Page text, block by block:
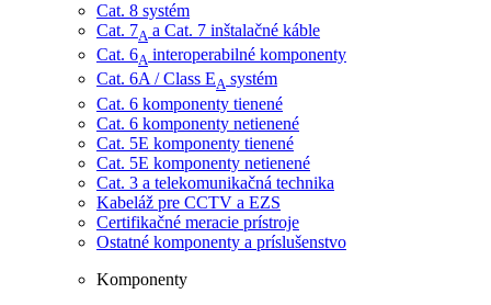
Cat. 8 systém
Cat. 7A ​ a Cat. 7 inštalačné káble
Cat. 6A interoperabilné komponenty
Cat. 6A / Class EA systém
Cat. 6 komponenty tienené
Cat. 6 komponenty netienené
Cat. 5E komponenty tienené
Cat. 5E komponenty netienené
Cat. 3 a telekomunikačná technika
Kabeláž pre CCTV a EZS
Certifikačné meracie prístroje
Ostatné komponenty a príslušenstvo
Komponenty